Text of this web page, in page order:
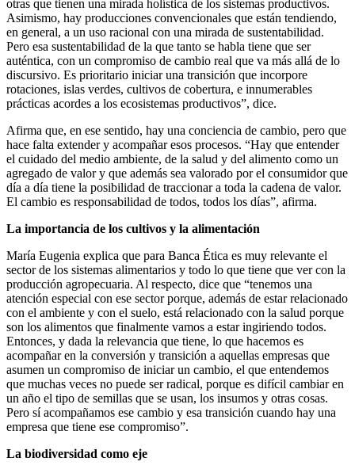
otras que tienen una mirada holística de los sistemas productivos.
Asimismo, hay producciones convencionales que están tendiendo,
en general, a un uso racional con una mirada de sustentabilidad.
Pero esa sustentabilidad de la que tanto se habla tiene que ser
auténtica, con un compromiso de cambio real que va más allá de lo
discursivo. Es prioritario iniciar una transición que incorpore
rotaciones, islas verdes, cultivos de cobertura, e innumerables
prácticas acordes a los ecosistemas productivos”, dice.
Afirma que, en ese sentido, hay una conciencia de cambio, pero que
hace falta extender y acompañar esos procesos. “Hay que entender
el cuidado del medio ambiente, de la salud y del alimento como un
agregado de valor y que además sea valorado por el consumidor que
día a día tiene la posibilidad de traccionar a toda la cadena de valor.
El cambio es responsabilidad de todos, todos los días”, afirma.
La importancia de los cultivos y la alimentación
María Eugenia explica que para Banca Ética es muy relevante el
sector de los sistemas alimentarios y todo lo que tiene que ver con la
producción agropecuaria. Al respecto, dice que “tenemos una
atención especial con ese sector porque, además de estar relacionado
con el ambiente y con el suelo, está relacionado con la salud porque
son los alimentos que finalmente vamos a estar ingiriendo todos.
Entonces, y dada la relevancia que tiene, lo que hacemos es
acompañar en la conversión y transición a aquellas empresas que
asumen un compromiso de iniciar un cambio, el que entendemos
que muchas veces no puede ser radical, porque es difícil cambiar en
un año el tipo de semillas que se usan, los insumos y otras cosas.
Pero sí acompañamos ese cambio y esa transición cuando hay una
empresa que tiene ese compromiso”.
La biodiversidad como eje